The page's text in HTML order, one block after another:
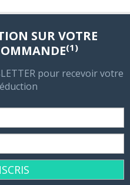
SUR VOTRE
(1)
pour recevoir votre